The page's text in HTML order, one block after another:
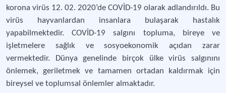
korona virüs 12. 02. 2020’de COVİD-19 olarak adlandırıldı. Bu
virüs hayvanlardan insanlara bulaşarak hastalık
yapabilmektedir. COVİD-19 salgını topluma, bireye ve
işletmelere sağlık ve sosyoekonomik açıdan zarar
vermektedir. Dünya genelinde birçok ülke virüs salgınını
önlemek, geriletmek ve tamamen ortadan kaldırmak için
bireysel ve toplumsal önlemler almaktadır.